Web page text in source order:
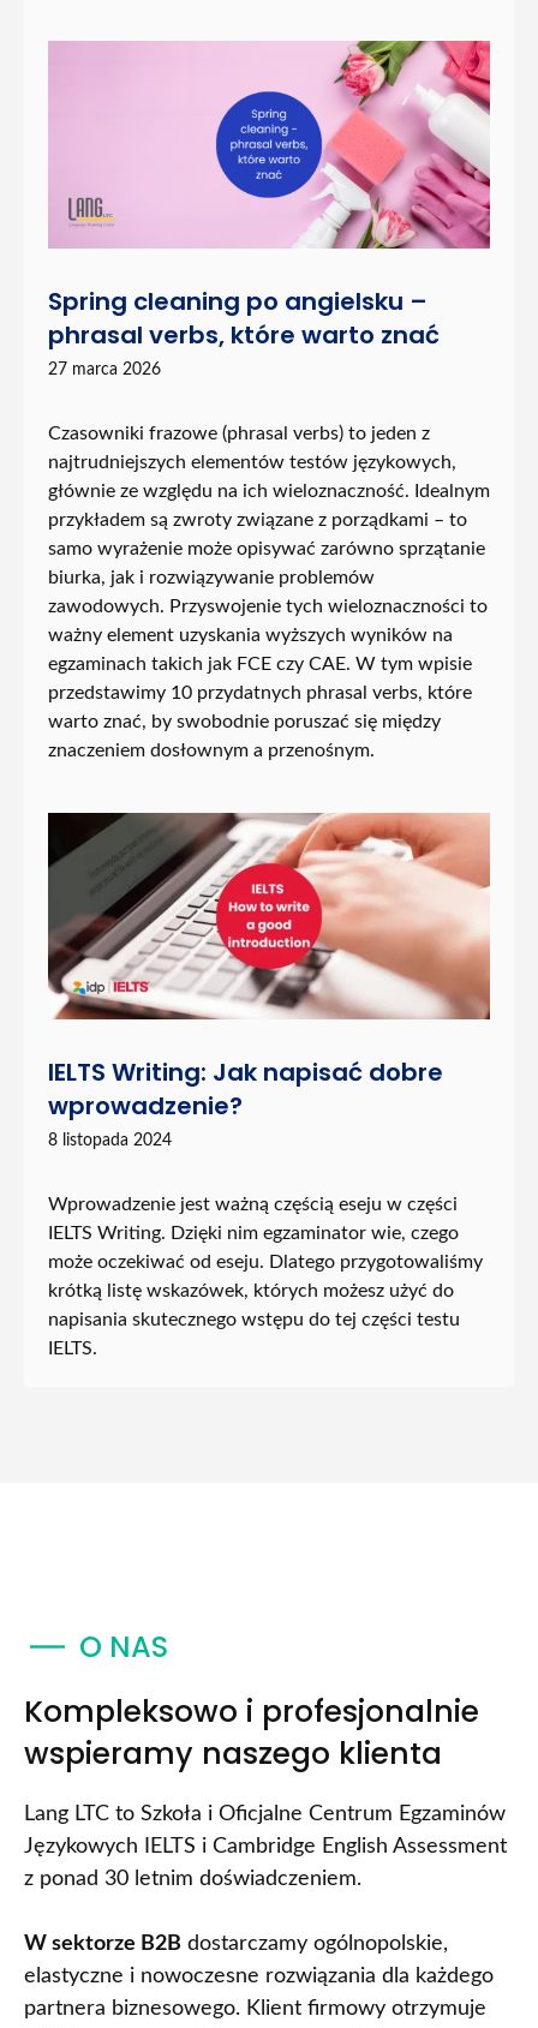
Spring cleaning po angielsku –
phrasal verbs, które warto znać
27 marca 2026
Czasowniki frazowe (phrasal verbs) to jeden z
najtrudniejszych elementów testów językowych,
głównie ze względu na ich wieloznaczność. Idealnym
przykładem są zwroty związane z porządkami – to
samo wyrażenie może opisywać zarówno sprzątanie
biurka, jak i rozwiązywanie problemów
zawodowych. Przyswojenie tych wieloznaczności to
ważny element uzyskania wyższych wyników na
egzaminach takich jak FCE czy CAE. W tym wpisie
przedstawimy 10 przydatnych phrasal verbs, które
warto znać, by swobodnie poruszać się między
znaczeniem dosłownym a przenośnym.
IELTS Writing: Jak napisać dobre
wprowadzenie?
8 listopada 2024
Wprowadzenie jest ważną częścią eseju w części
IELTS Writing. Dzięki nim egzaminator wie, czego
może oczekiwać od eseju. Dlatego przygotowaliśmy
krótką listę wskazówek, których możesz użyć do
napisania skutecznego wstępu do tej części testu
IELTS.
O NAS
Kompleksowo i profesjonalnie
wspieramy naszego klienta
Lang LTC to Szkoła i Oficjalne Centrum Egzaminów
Językowych IELTS i Cambridge English Assessment
z ponad 30 letnim doświadczeniem.
W sektorze B2B dostarczamy ogólnopolskie,
elastyczne i nowoczesne rozwiązania dla każdego
partnera biznesowego. Klient firmowy otrzymuje